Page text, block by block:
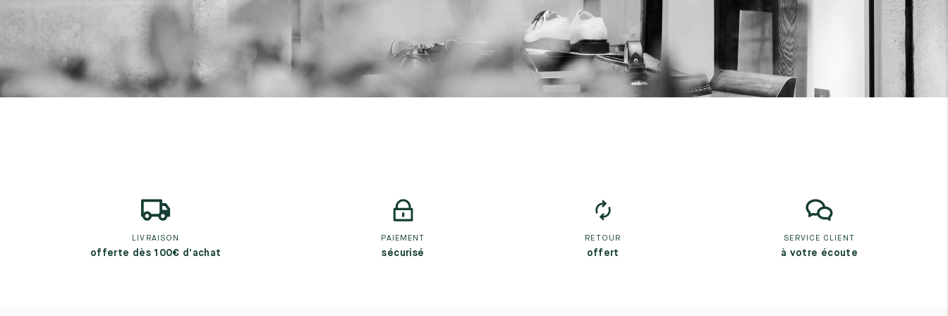
LIVRAISON
offerte dès 100€ d’achat
PAIEMENT
sécurisé
RETOUR
offert
SERVICE CLIENT
à votre écoute